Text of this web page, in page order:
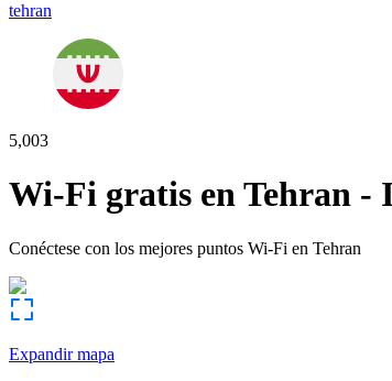
tehran
5,003
Wi-Fi gratis enTehran -
Conéctese con los mejores puntos Wi-Fi en Tehran
Expandir mapa